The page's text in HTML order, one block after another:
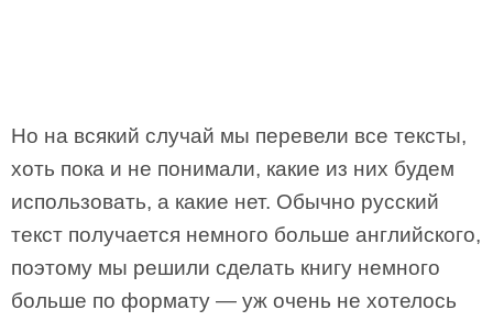
Но на всякий случай мы перевели все тексты,
хоть пока и не понимали, какие из них будем
использовать, а какие нет. Обычно русский
текст получается немного больше английского,
поэтому мы решили сделать книгу немного
больше по формату — уж очень не хотелось